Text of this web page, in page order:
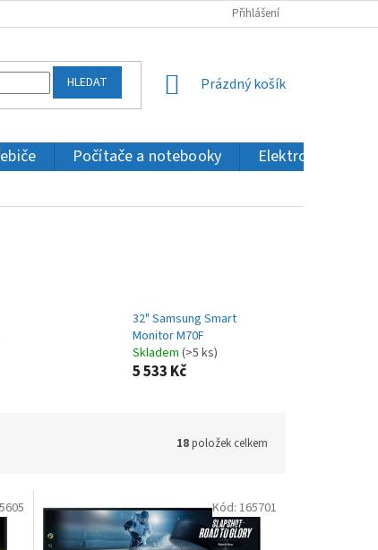
ÚDAJŮ Přihlášení
HLEDAT
NÁKUPNÍ
Prázdný košík
Počítače a notebooky Elektronika a IT
32" Samsung Smart
Monitor M70F
Skladem (>5 ks)
5 533 Kč
18položek celkem
Kód: 165701